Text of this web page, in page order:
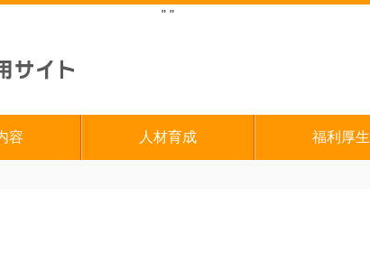
" "
容 人材育成 福利厚生